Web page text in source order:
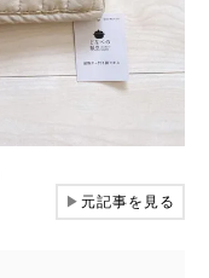
▶元記事を見る